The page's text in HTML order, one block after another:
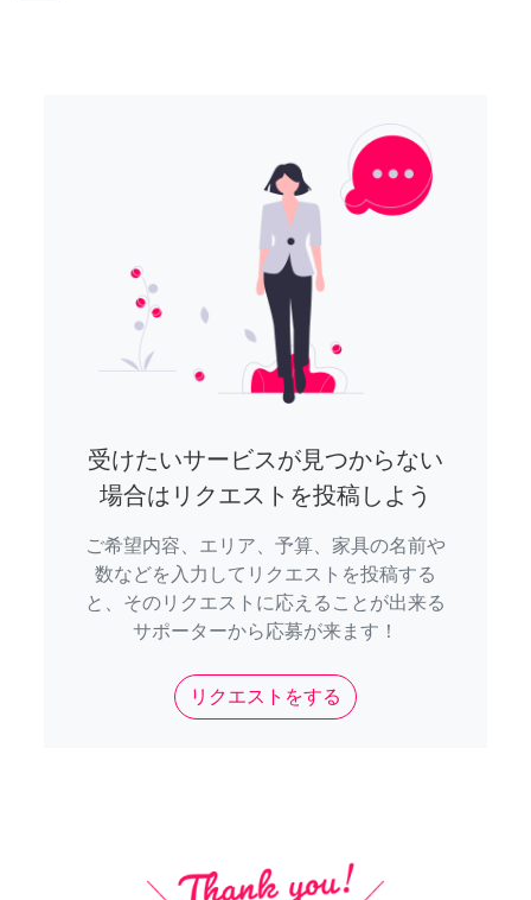
受けたいサービスが見つからない
場合はリクエストを投稿しよう
ご希望内容、エリア、予算、家具の名前や
数などを入力してリクエストを投稿する
と、そのリクエストに応えることが出来る
サポーターから応募が来ます！
リクエストをする